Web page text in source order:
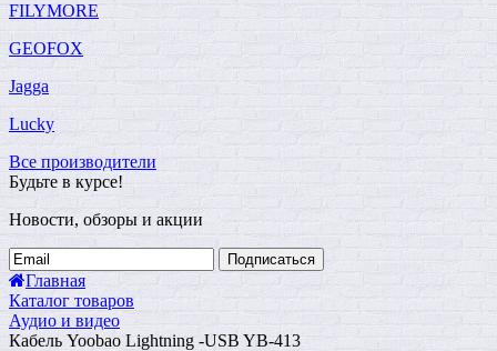
FILYMORE
GEOFOX
Jagga
Lucky
Все производители
Будьте в курсе!
Новости, обзоры и акции
Подписаться
Главная
Каталог товаров
Аудио и видео
Кабель Yoobao Lightning -USB YB-413